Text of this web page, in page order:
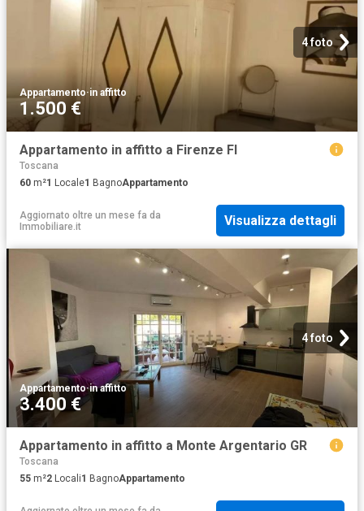
4 foto
Appartamento·in affitto
1.500 €
Appartamento in affitto a Firenze FI
Toscana
60 m²1 Locale1 BagnoAppartamento
Aggiornato oltre un mese fa da
Immobiliare.it
Visualizza dettagli
4 foto
Appartamento·in affitto
3.400 €
Appartamento in affitto a Monte Argentario GR
Toscana
55 m²2 Locali1 BagnoAppartamento